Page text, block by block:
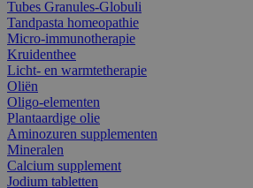
Tubes Granules-Globuli
Tandpasta homeopathie
Micro-immunotherapie
Kruidenthee
Licht- en warmtetherapie
Oliën
Oligo-elementen
Plantaardige olie
Aminozuren supplementen
Mineralen
Calcium supplement
Jodium tabletten